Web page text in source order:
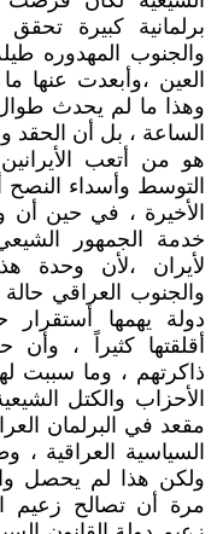
برلمانية كبيرة
والجنوب المهدوره
العين ،وأبعدت عنها
وهذا ما لم يحدث
الساعة ، بل أن الحقد
هو من أتعب
التوسط وأسداء
الأخيرة ، في حين
خدمة الجمهور
لأيران ،لأن وحدة
والجنوب العراقي
دولة يهمها أستقرار
أقلقتها كثيراً ،
ذاكرتهم ، وما سببت
مقعد في البرلمان
السياسية العراقية
ولكن هذا لم يحصل
مرة أن تصالح زعيم